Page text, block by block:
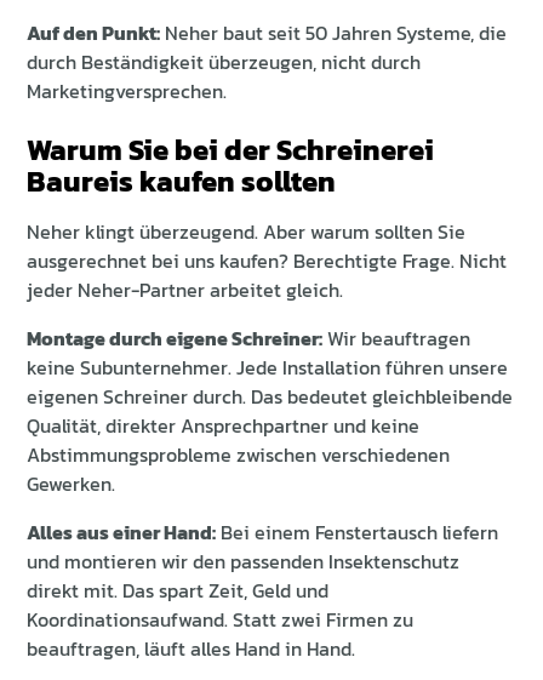
Auf den Punkt: Neher baut seit 50 Jahren Systeme, die
durch Beständigkeit überzeugen, nicht durch
Marketingversprechen.
Warum Sie bei der Schreinerei
Baureis kaufen sollten
Neher klingt überzeugend. Aber warum sollten Sie
ausgerechnet bei uns kaufen? Berechtigte Frage. Nicht
jeder Neher-Partner arbeitet gleich.
Montage durch eigene Schreiner:Wir beauftragen
keine Subunternehmer. Jede Installation führen unsere
eigenen Schreiner durch. Das bedeutet gleichbleibende
Qualität, direkter Ansprechpartner und keine
Abstimmungsprobleme zwischen verschiedenen
Gewerken.
Alles aus einer Hand: Bei einem Fenstertausch liefern
und montieren wir den passenden Insektenschutz
direkt mit. Das spart Zeit, Geld und
Koordinationsaufwand. Statt zwei Firmen zu
beauftragen, läuft alles Hand in Hand.